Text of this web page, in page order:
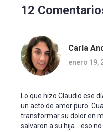
12
Carla
enero 19,
Lo que hizo Claudio ese
un acto de amor puro.
transformar su dolor en
salvaron a su hija... eso